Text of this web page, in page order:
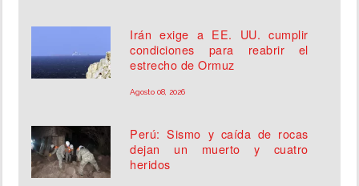
Irán exige a EE. UU. cumplir
condiciones para reabrir el
estrecho de Ormuz
Agosto 08, 2026
Perú: Sismo y caída de rocas
dejan un muerto y cuatro
heridos